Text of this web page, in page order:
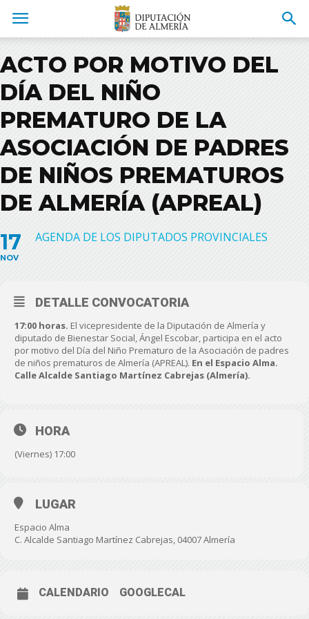
ACTO POR MOTIVO DEL
DÍA DEL NIÑO
PREMATURO DE LA
ASOCIACIÓN DE PADRES
DE NIÑOS PREMATUROS
DE ALMERÍA (APREAL)
17
NOV
AGENDA DE LOS DIPUTADOS PROVINCIALES
DETALLE CONVOCATORIA
17:00 horas. El vicepresidente de la Diputación de Almería y
diputado de Bienestar Social, Ángel Escobar, participa en el acto
por motivo del Día del Niño Prematuro de la Asociación de padres
de niños prematuros de Almería (APREAL). En el Espacio Alma.
Calle Alcalde Santiago Martínez Cabrejas (Almería).
HORA
(Viernes) 17:00
LUGAR
Espacio Alma
C. Alcalde Santiago Martínez Cabrejas, 04007 Almería
CALENDARIO GOOGLECAL